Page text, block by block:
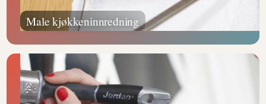
Male kjøkkeninnredning